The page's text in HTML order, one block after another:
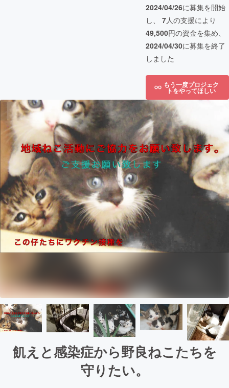
2024/04/26に募集を開始
し、 7人の支援により
49,500円の資金を集め、
2024/04/30に募集を終了
しました
もう一度プロジェク
トをやってほしい
飢えと感染症から野良ねこたちを
守りたい。